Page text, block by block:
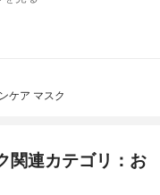
ケア マスク
関連カテゴリ：お